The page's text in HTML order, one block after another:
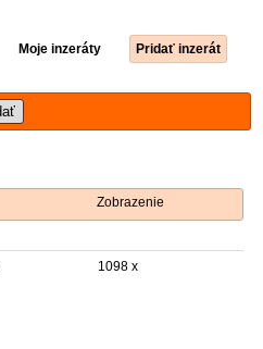
Moje inzeráty Pridať inzerát
Zobrazenie
1098 x